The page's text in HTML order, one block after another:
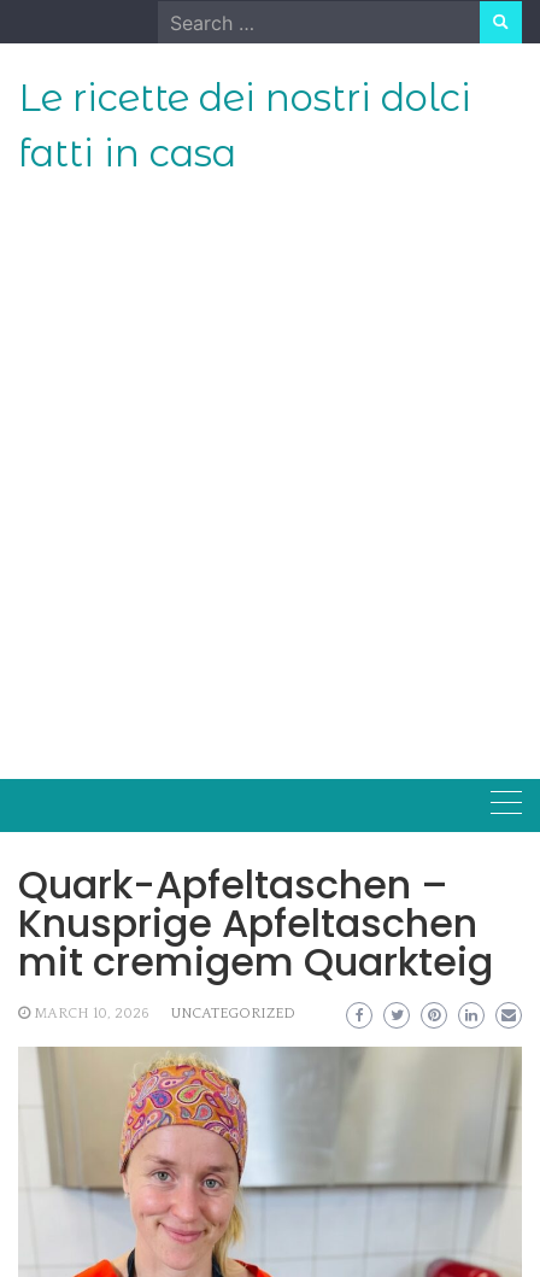
to
Search
for:
Le ricette dei nostri dolci
fatti in casa
Quark-Apfeltaschen –
Knusprige Apfeltaschen
mit cremigem Quarkteig
MARCH 10, 2026 UNCATEGORIZED